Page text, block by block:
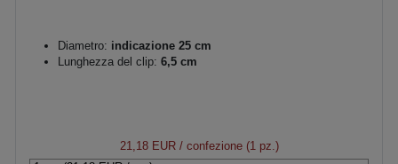
Diametro: indicazione 25 cm
Lunghezza del clip: 6,5 cm
21,18 EUR/ confezione (1 pz.)